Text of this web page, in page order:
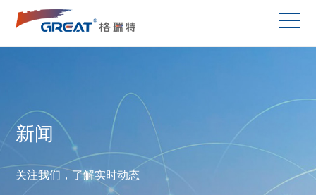
新闻
关注我们，了解实时动态